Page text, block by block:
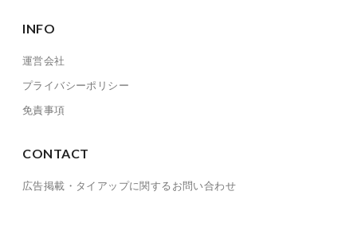
INFO
運営会社
プライバシーポリシー
免責事項
CONTACT
広告掲載・タイアップに関するお問い合わせ